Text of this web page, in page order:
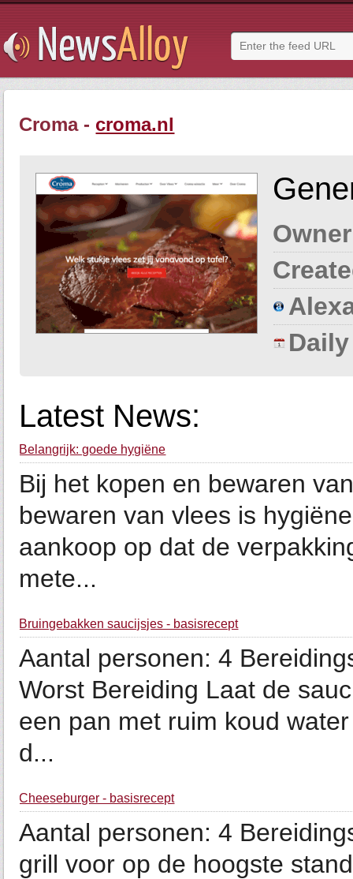
Croma - croma.nl
Latest News:
Belangrijk: goede hygiëne
Bij het kopen en bewaren
bewaren van vlees is
aankoop op dat de
mete...
Bruingebakken saucijsjes - basisrecept
Aantal personen: 4
Worst Bereiding Laat de
een pan met ruim koud
d...
Cheeseburger - basisrecept
Aantal personen: 4
grill voor op de hoogste